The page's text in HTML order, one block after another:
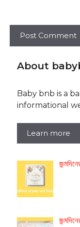
About
Baby bnb is a
informational
Learn more